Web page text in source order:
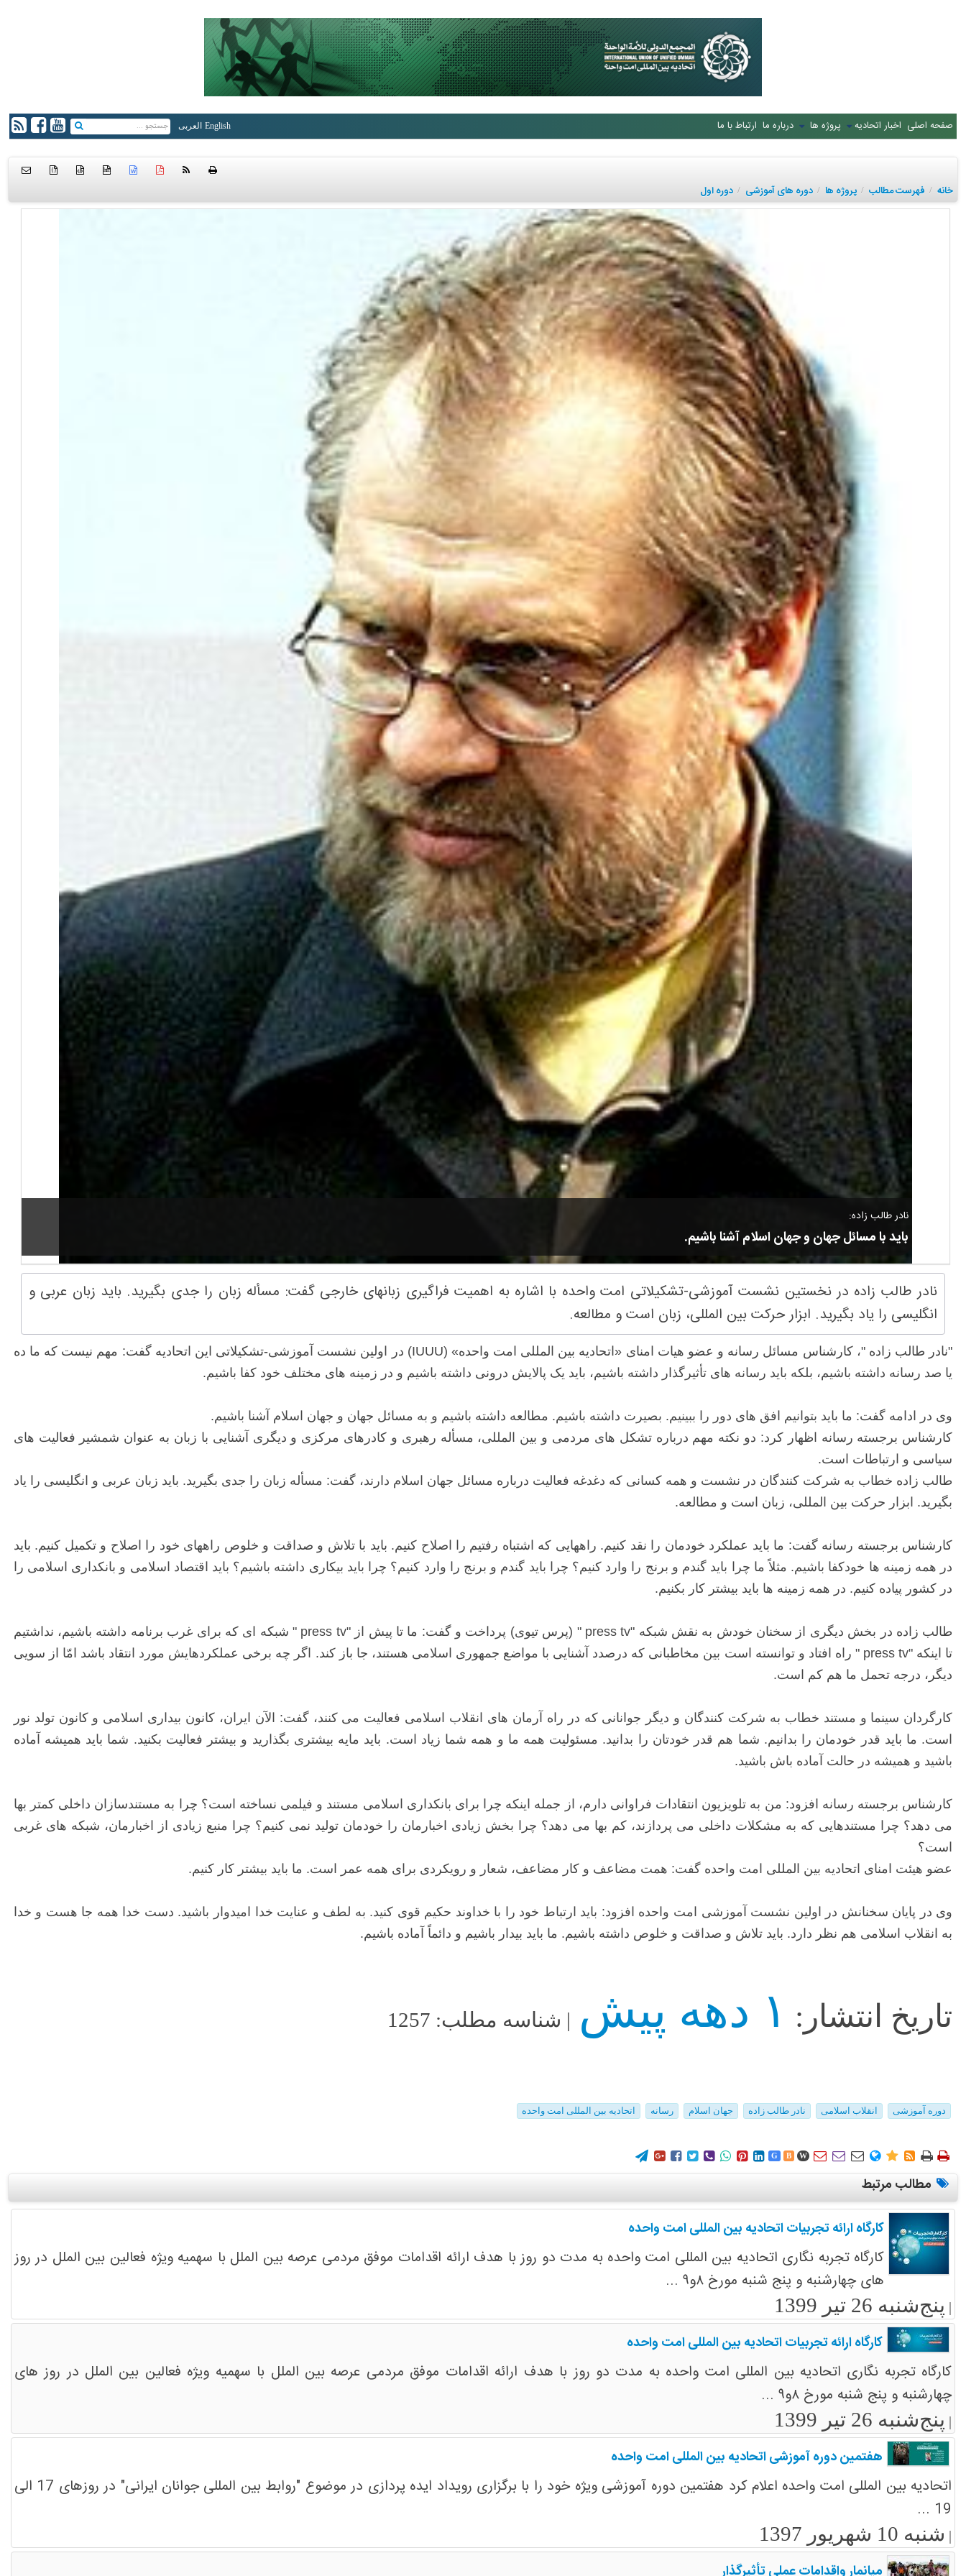
English العربی صفحه اصلی اخبار اتحادیه پروژه ها درباره ما ارتباط با ما
htm
{ }
خانه / فهرست مطالب / پروژه ها / دوره های آموزشی / دوره اول
نادر طالب زاده:
باید با مسائل جهان و جهان اسلام آشنا باشیم.
نادر طالب زاده در نخستین نشست آموزشی-تشکیلاتی امت واحده با اشاره به اهمیت فراگیری زبانهای خارجی گفت: مسأله زبان را جدی بگیرید. باید زبان عربی و
انگلیسی را یاد بگیرید. ابزار حرکت بین المللی، زبان است و مطالعه.
"نادر طالب زاده "، کارشناس مسائل رسانه و عضو هیات امنای «اتحادیه بین المللی امت واحده» (IUUU) در اولین نشست آموزشی-تشکیلاتی این اتحادیه گفت: مهم نیست که ما ده
یا صد رسانه داشته باشیم، بلکه باید رسانه های تأثیرگذار داشته باشیم، باید یک پالایش درونی داشته باشیم و در زمینه های مختلف خود کفا باشیم.
وی در ادامه گفت: ما باید بتوانیم افق های دور را ببینیم. بصیرت داشته باشیم. مطالعه داشته باشیم و به مسائل جهان و جهان اسلام آشنا باشیم.
کارشناس برجسته رسانه اظهار کرد: دو نکته مهم درباره تشکل های مردمی و بین المللی، مسأله رهبری و کادرهای مرکزی و دیگری آشنایی با زبان به عنوان شمشیر فعالیت های
سیاسی و ارتباطات است.
طالب زاده خطاب به شرکت کنندگان در نشست و همه کسانی که دغدغه فعالیت درباره مسائل جهان اسلام دارند، گفت: مسأله زبان را جدی بگیرید. باید زبان عربی و انگلیسی را یاد
بگیرید. ابزار حرکت بین المللی، زبان است و مطالعه.
کارشناس برجسته رسانه گفت: ما باید عملکرد خودمان را نقد کنیم. راههایی که اشتباه رفتیم را اصلاح کنیم. باید با تلاش و صداقت و خلوص راههای خود را اصلاح و تکمیل کنیم. باید
در همه زمینه ها خودکفا باشیم. مثلاً ما چرا باید گندم و برنج را وارد کنیم؟ چرا باید گندم و برنج را وارد کنیم؟ چرا باید بیکاری داشته باشیم؟ باید اقتصاد اسلامی و بانکداری اسلامی را
در کشور پیاده کنیم. در همه زمینه ها باید بیشتر کار بکنیم.
طالب زاده در بخش دیگری از سخنان خودش به نقش شبکه "press tv " (پرس تی‏وی) پرداخت و گفت: ما تا پیش از "press tv " شبکه ای که برای غرب برنامه داشته باشیم، نداشتیم
تا اینکه "press tv " راه افتاد و توانسته است بین مخاطبانی که درصدد آشنایی با مواضع جمهوری اسلامی هستند، جا باز کند. اگر چه برخی عملکردهایش مورد انتقاد باشد امّا از سویی
دیگر، درجه تحمل ما هم کم است.
کارگردان سینما و مستند خطاب به شرکت کنندگان و دیگر جوانانی که در راه آرمان های انقلاب اسلامی فعالیت می کنند، گفت: الآن ایران، کانون بیداری اسلامی و کانون تولد نور
است. ما باید قدر خودمان را بدانیم. شما هم قدر خودتان را بدانید. مسئولیت همه ما و همه شما زیاد است. باید مایه بیشتری بگذارید و بیشتر فعالیت بکنید. شما باید همیشه آماده
باشید و همیشه در حالت آماده باش باشید.
کارشناس برجسته رسانه افزود: من به تلویزیون انتقادات فراوانی دارم، از جمله اینکه چرا برای بانکداری اسلامی مستند و فیلمی نساخته است؟ چرا به مستندسازان داخلی کمتر بها
می دهد؟ چرا مستندهایی که به مشکلات داخلی می پردازند، کم بها می دهد؟ چرا بخش زیادی اخبارمان را خودمان تولید نمی کنیم؟ چرا منبع زیادی از اخبارمان، شبکه های غربی
است؟
عضو هیئت امنای اتحادیه بین المللی امت واحده گفت: همت مضاعف و کار مضاعف، شعار و رویکردی برای همه عمر است. ما باید بیشتر کار کنیم.
وی در پایان سخنانش در اولین نشست آموزشی امت واحده افزود: باید ارتباط خود را با خداوند حکیم قوی کنید. به لطف و عنایت خدا امیدوار باشید. دست خدا همه جا هست و خدا
به انقلاب اسلامی هم نظر دارد. باید تلاش و صداقت و خلوص داشته باشیم. ما باید بیدار باشیم و دائماً آماده باشیم.
تاریخ انتشار: ۱ دهه پیش | شناسه مطلب: 1257
دوره آموزشی انقلاب اسلامی نادر طالب زاده جهان اسلام رسانه اتحادیه بین المللی امت واحده
        G B W        
مطالب مرتبط
کارگاه ارائه تجربیات اتحادیه بین المللی امت واحده
کارگاه تجربه نگاری اتحادیه بین المللی امت واحده به مدت دو روز با هدف ارائه اقدامات موفق مردمی عرصه بین الملل با سهمیه ویژه فعالین بین الملل در روز
های چهارشنبه و پنج شنبه مورخ ۸و۹ ...
پنج‌شنبه 26 تیر 1399
کارگاه ارائه تجربیات اتحادیه بین المللی امت واحده
کارگاه تجربه نگاری اتحادیه بین المللی امت واحده به مدت دو روز با هدف ارائه اقدامات موفق مردمی عرصه بین الملل با سهمیه ویژه فعالین بین الملل در روز های
چهارشنبه و پنج شنبه مورخ ۸و۹ ...
پنج‌شنبه 26 تیر 1399
هفتمین دوره آموزشی اتحادیه بین المللی امت واحده
اتحادیه بین المللی امت واحده اعلام کرد هفتمین دوره آموزشی ویژه خود را با برگزاری رویداد ایده پردازی در موضوع "روابط بین المللی جوانان ایرانی" در روزهای 17 الی
19 ...
شنبه 10 شهریور 1397